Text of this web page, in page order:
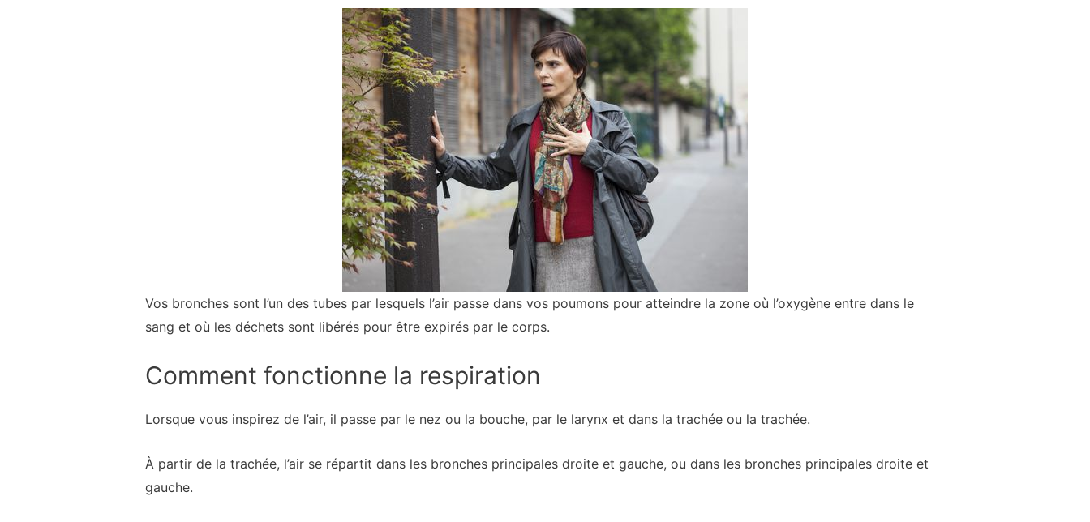
Vos bronches sont l’un des tubes par lesquels l’air passe dans vos poumons pour atteindre la zone où l’oxygène entre dans le
sang et où les déchets sont libérés pour être expirés par le corps.
Comment fonctionne la respiration
Lorsque vous inspirez de l’air, il passe par le nez ou la bouche, par le larynx et dans la trachée ou la trachée.
À partir de la trachée, l’air se répartit dans les bronches principales droite et gauche, ou dans les bronches principales droite et
gauche.